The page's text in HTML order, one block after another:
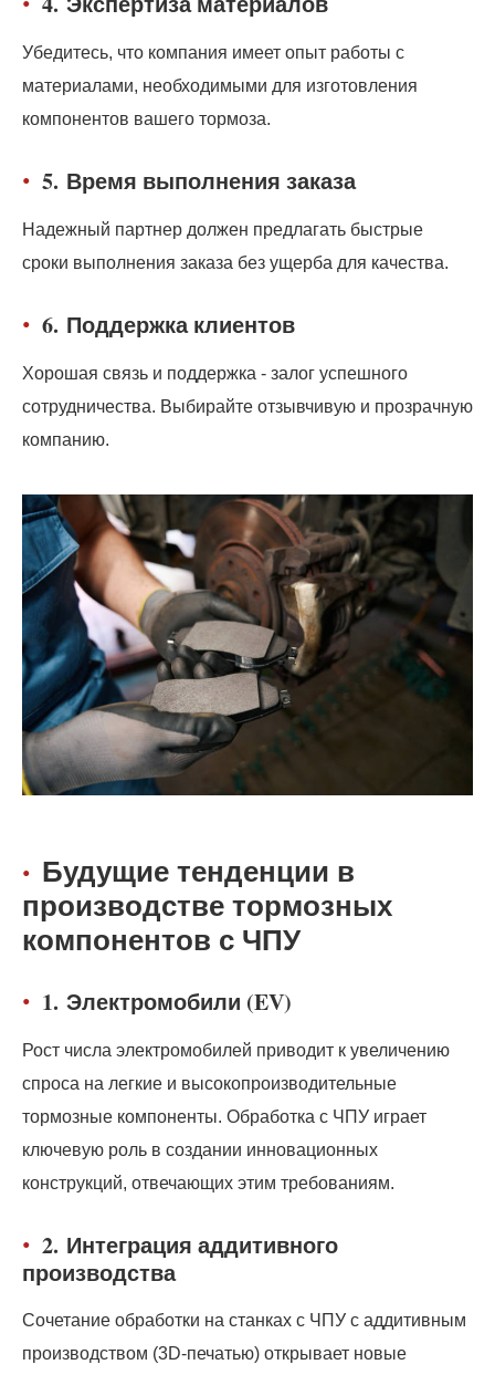
Убедитесь, что компания имеет опыт работы с
материалами, необходимыми для изготовления
компонентов вашего тормоза.
5. Время выполнения заказа
Надежный партнер должен предлагать быстрые
сроки выполнения заказа без ущерба для качества.
6. Поддержка клиентов
Хорошая связь и поддержка - залог успешного
сотрудничества. Выбирайте отзывчивую и прозрачную
компанию.
Будущие тенденции в
производстве тормозных
компонентов с ЧПУ
1. Электромобили (EV)
Рост числа электромобилей приводит к увеличению
спроса на легкие и высокопроизводительные
тормозные компоненты. Обработка с ЧПУ играет
ключевую роль в создании инновационных
конструкций, отвечающих этим требованиям.
2. Интеграция аддитивного
производства
Сочетание обработки на станках с ЧПУ с аддитивным
производством (3D-печатью) открывает новые